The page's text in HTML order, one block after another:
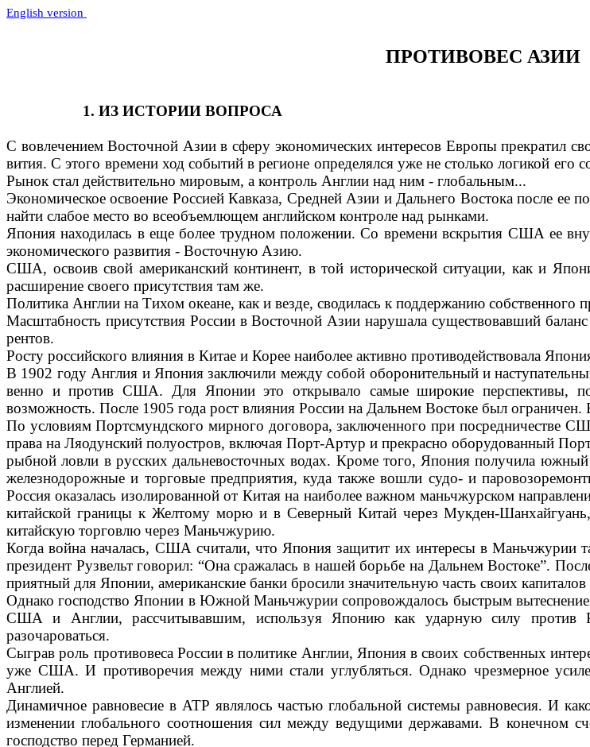
English version
ПРОТИВОВЕС АЗИИ
1. ИЗ ИСТОРИИ ВОПРОСА
С вовлечением Восточной Азии в сфе­ру экономических интересов Европы пре­кратил
вития. С этого времени ход событий в регионе определялся уже не столько ло­гикой его
Рынок стал действительно мировым, а кон­троль Англии над ним - глобальным...
Экономическое освоение Россией Кав­каза, Средней Азии и Дальнего Востока после
найти слабое место во всеобъ­емлющем английском контроле над рын­ками.
Япония находилась в еще более труд­ном положении. Со времени вскрытия США ее
экономического развития - Восточную Азию.
США, освоив свой американский кон­тинент, в той исторической ситуации, как и
расши­рение своего присутствия там же.
Политика Англии на Тихом океане, как и везде, сводилась к поддержанию соб­ственного
Масштабность присутствия России в Восточной Азии нарушала существовав­ший
рентов.
Росту российского влияния в Китае и Корее наиболее активно противодейство­вала
В 1902 году Англия и Япония заключи­ли между собой оборонительный и
венно и против США. Для Японии это от­крывало самые широкие перспективы,
возможность. После 1905 года рост влияния России на Дальнем Востоке был
По условиям Портсмундского мирного договора, заключенного при посредничес­тве
пра­ва на Ляодунский полуостров, включая Порт-Артур и прекрасно оборудованный
рыб­ной ловли в русских дальневосточных во­дах. Кроме того, Япония получила
железнодо­рожные и торговые предприятия, куда так­же вошли судо- и
Россия оказалась изолированной от Китая на наиболее важ­ном маньчжурском
китайской границы к Желтому морю и в Северный Китай через Мукден-Шанхайгуань,
китайскую торговлю через Мань­чжурию.
Когда война началась, США считали, что Япония защитит их интересы в Мань­чжурии
президент Рузвельт говорил: “Она сража­лась в нашей борьбе на Дальнем Восто­ке”.
приятный для Японии, американские бан­ки бросили значительную часть своих
Однако господство Японии в Южной Маньчжурии сопровождалось быстрым вы­теснением
США и Англии, рассчитывавшим, используя Япо­нию как ударную силу против
разочароваться.
Сыграв роль противовеса России в по­литике Англии, Япония в своих собственных
уже США. И противоречия между ними стали углубляться. Однако чрезмерное
Англией.
Динамичное равновесие в АТР являлось частью глобальной системы равновесия. И
измене­нии глобального соотношения сил между ведущими державами. В конечном
господство перед Германией.